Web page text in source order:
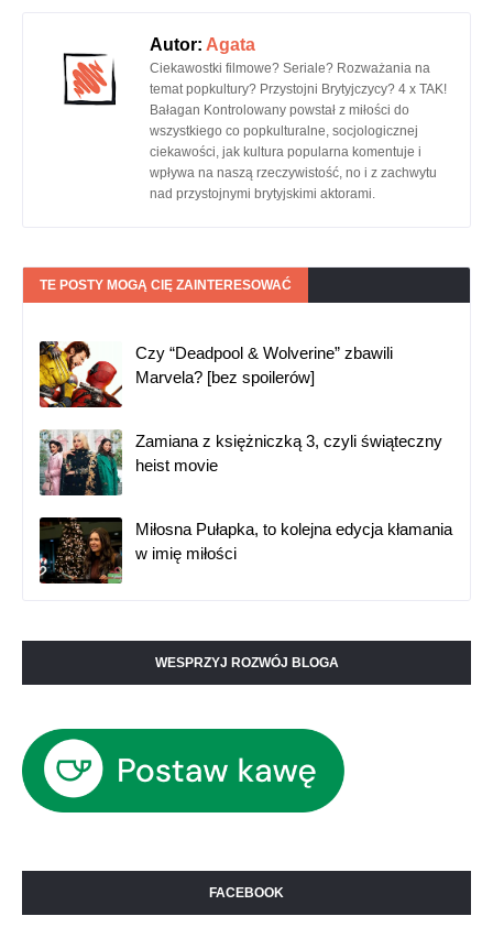
Autor: Agata
Ciekawostki filmowe? Seriale? Rozważania na
temat popkultury? Przystojni Brytyjczycy? 4 x TAK!
Bałagan Kontrolowany powstał z miłości do
wszystkiego co popkulturalne, socjologicznej
ciekawości, jak kultura popularna komentuje i
wpływa na naszą rzeczywistość, no i z zachwytu
nad przystojnymi brytyjskimi aktorami.
TE POSTY MOGĄ CIĘ ZAINTERESOWAĆ
Czy “Deadpool & Wolverine” zbawili
Marvela? [bez spoilerów]
Zamiana z księżniczką 3, czyli świąteczny
heist movie
Miłosna Pułapka, to kolejna edycja kłamania
w imię miłości
WESPRZYJ ROZWÓJ BLOGA
FACEBOOK